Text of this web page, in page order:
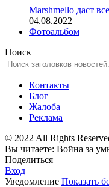
Marshmello даст
04.08.2022
Фотоальбом
Поиск
Контакты
Блог
Жалоба
Реклама
© 2022 All Rights
Вы читаете: Война за
Поделиться
Вход
Уведомление Показать